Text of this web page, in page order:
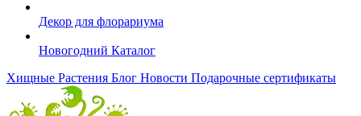
Декор для флорариума
Новогодний Каталог
Хищные Растения Блог Новости Подарочные сертификаты